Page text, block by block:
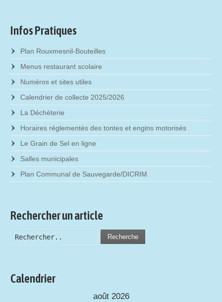
Infos Pratiques
Plan Rouxmesnil-Bouteilles
Menus restaurant scolaire
Numéros et sites utiles
Calendrier de collecte 2025/2026
La Déchèterie
Horaires réglementés des tontes et engins motorisés
Le Grain de Sel en ligne
Salles municipales
Plan Communal de Sauvegarde/DICRIM
Rechercher un article
Recherche
Calendrier
août 2026